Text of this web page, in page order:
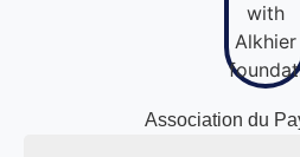
Association du